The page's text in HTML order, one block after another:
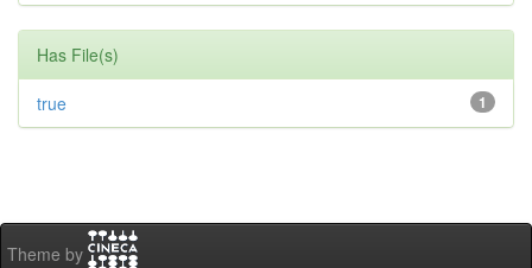
Has File(s)
1
true
Theme by